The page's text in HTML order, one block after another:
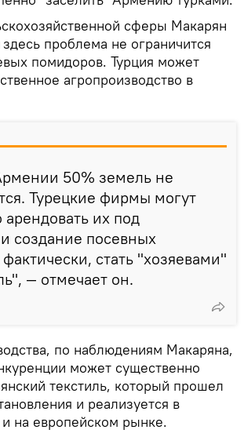
сферы Макарян
проблема не ограничится
помидоров. Турция может
агропроизводство в
50% земель не
Турецкие фирмы могут
арендовать их под
создание посевных
стать "хозяевами"
— отмечает он.
по наблюдениям Макаряна,
может существенно
текстиль, который прошел
и реализуется в
на европейском рынке.